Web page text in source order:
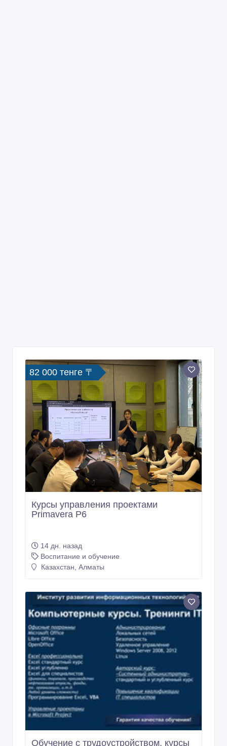
82 000 тенге 〒
Курсы управления проектами
Primavera P6
14 дн. назад
Воспитание и обучение
Казахстан, Алматы
Обучение с трудоустройством, курсы